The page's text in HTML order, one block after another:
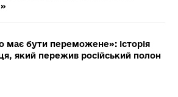
має бути переможене»: історія
який пережив російський полон